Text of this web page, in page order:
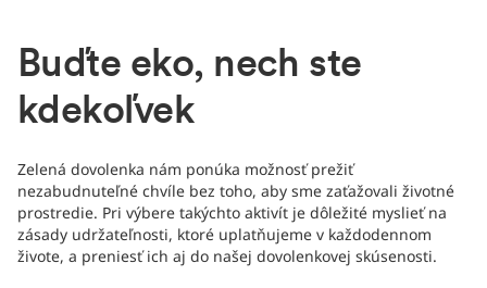
Buďte eko, nech ste
kdekoľvek
Zelená dovolenka nám ponúka možnosť prežiť
nezabudnuteľné chvíle bez toho, aby sme zaťažovali životné
prostredie. Pri výbere takýchto aktivít je dôležité myslieť na
zásady udržateľnosti, ktoré uplatňujeme v každodennom
živote, a preniesť ich aj do našej dovolenkovej skúsenosti.